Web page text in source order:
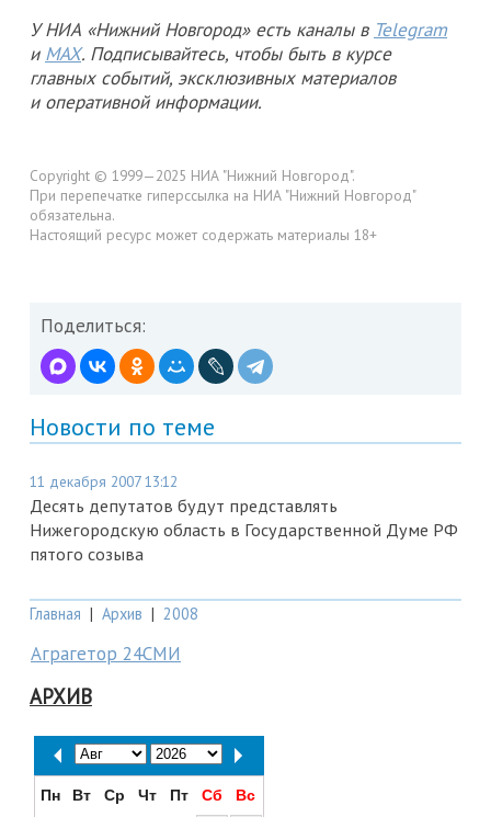
У НИА «Нижний Новгород» есть каналы в Telegram
и MAX. Подписывайтесь, чтобы быть в курсе
главных событий, эксклюзивных материалов
и оперативной информации.
Copyright © 1999—2025 НИА "Нижний Новгород".
При перепечатке гиперссылка на НИА "Нижний Новгород"
обязательна.
Настоящий ресурс может содержать материалы 18+
Поделиться:
Новости по теме
11 декабря 2007 13:12
Десять депутатов будут представлять
Нижегородскую область в Государственной Думе РФ
пятого созыва
Главная | Архив | 2008
Аграгетор 24СМИ
АРХИВ
Пн Вт Ср Чт Пт Сб
Вс